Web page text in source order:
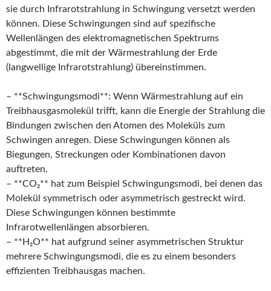
sie durch Infrarotstrahlung in Schwingung versetzt werden
können. Diese Schwingungen sind auf spezifische
Wellenlängen des elektromagnetischen Spektrums
abgestimmt, die mit der Wärmestrahlung der Erde
(langwellige Infrarotstrahlung) übereinstimmen.
– **Schwingungsmodi**: Wenn Wärmestrahlung auf ein
Treibhausgasmolekül trifft, kann die Energie der Strahlung die
Bindungen zwischen den Atomen des Moleküls zum
Schwingen anregen. Diese Schwingungen können als
Biegungen, Streckungen oder Kombinationen davon
auftreten.
– **CO₂** hat zum Beispiel Schwingungsmodi, bei denen das
Molekül symmetrisch oder asymmetrisch gestreckt wird.
Diese Schwingungen können bestimmte
Infrarotwellenlängen absorbieren.
– **H₂O** hat aufgrund seiner asymmetrischen Struktur
mehrere Schwingungsmodi, die es zu einem besonders
effizienten Treibhausgas machen.